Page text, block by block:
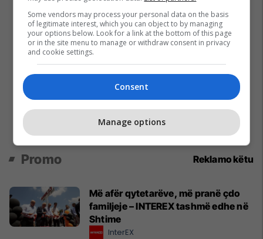
Promo Reklamo këtu
Më afër qytetarëve, më pranë çdo
familjeje – INTEREX tashmë edhe në
Shtime
InterEX
Some vendors may process your personal data on the basis
of legitimate interest, which you can object to by managing
your options below. Look for a link at the bottom of this page
or in the site menu to manage or withdraw consent in privacy
and cookie settings.
Consent
Manage options